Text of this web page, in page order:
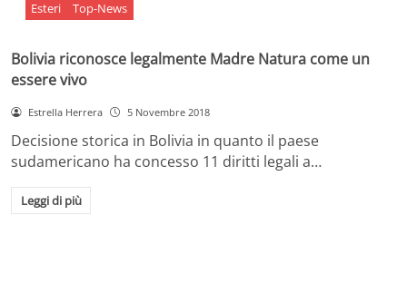
Esteri Top-News
Bolivia riconosce legalmente Madre Natura come un
essere vivo
Estrella Herrera 5 Novembre 2018
Decisione storica in Bolivia in quanto il paese
sudamericano ha concesso 11 diritti legali a…
Leggi di più